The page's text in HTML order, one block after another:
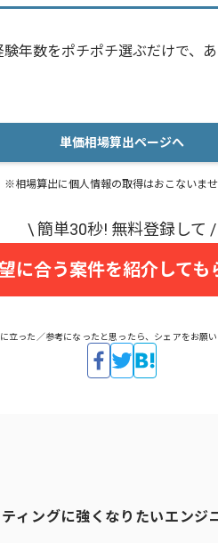
年数をポチポチ選ぶだけで、
単価相場算出ページへ
※相場算出に個人情報の取得はおこないま
に合う案件を紹介しても
立った／参考になったと思ったら、シェアをお願
ィングに強くなりたいエンジ